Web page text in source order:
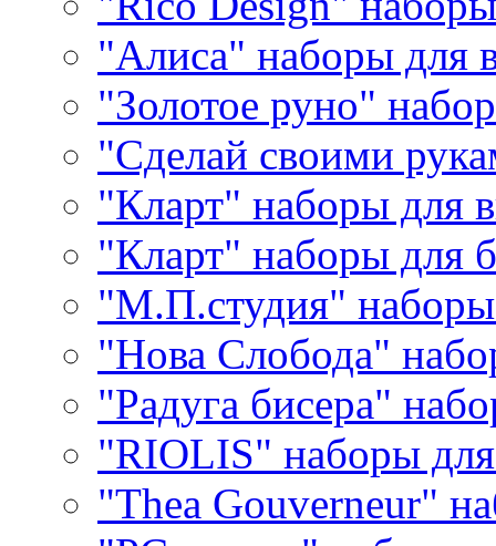
"Алиса" наборы для
"Золотое руно"
"Сделай своими
"Кларт" наборы для
"Кларт" наборы для
"М.П.студия"
"Нова Слобода"
"Радуга бисера"
"RIOLIS" наборы
"Thea Gouverneur"